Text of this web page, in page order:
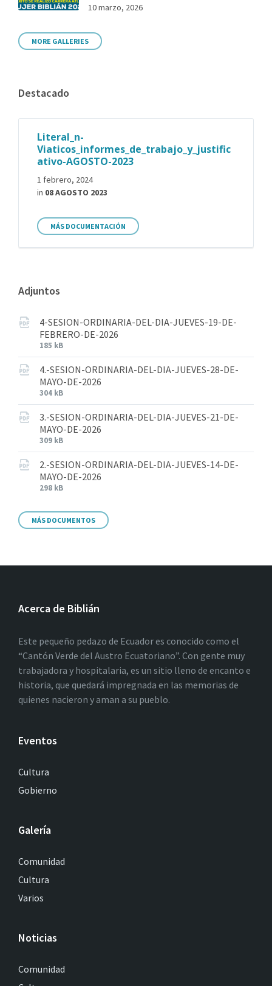
10 marzo, 2026
MORE GALLERIES
Destacado
Literal_n-
Viaticos_informes_de_trabajo_y_justific
ativo-AGOSTO-2023
1 febrero, 2024
in 08 AGOSTO 2023
MÁS DOCUMENTACIÓN
Adjuntos
4-SESION-ORDINARIA-DEL-DIA-JUEVES-19-DE-
FEBRERO-DE-2026
185 kB
4.-SESION-ORDINARIA-DEL-DIA-JUEVES-28-DE-
MAYO-DE-2026
304 kB
3.-SESION-ORDINARIA-DEL-DIA-JUEVES-21-DE-
MAYO-DE-2026
309 kB
2.-SESION-ORDINARIA-DEL-DIA-JUEVES-14-DE-
MAYO-DE-2026
298 kB
MÁS DOCUMENTOS
Acerca de Biblián
Este pequeño pedazo de Ecuador es conocido como el
“Cantón Verde del Austro Ecuatoriano”. Con gente muy
trabajadora y hospitalaria, es un sitio lleno de encanto e
historia, que quedará impregnada en las memorias de
quienes nacieron y aman a su pueblo.
Eventos
Cultura
Gobierno
Galería
Comunidad
Cultura
Varios
Noticias
Comunidad